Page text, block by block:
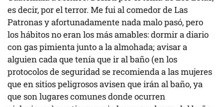
es decir, por el terror. Me fui al comedor de Las
Patronas y afortunadamente nada malo pasó, pero
los hábitos no eran los más amables: dormir a diario
con gas pimienta junto a la almohada; avisar a
alguien cada que tenía que ir al baño (en los
protocolos de seguridad se recomienda a las mujeres
que en sitios peligrosos avisen que irán al baño, ya
que son lugares comunes donde ocurren